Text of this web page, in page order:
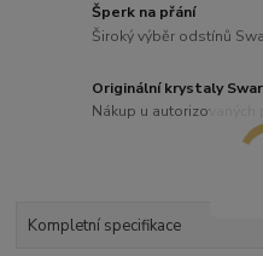
Šperk na přání
Široký výběr odstínů
Originální krystaly
Nákup u autorizovaných
Kompletní specifikace